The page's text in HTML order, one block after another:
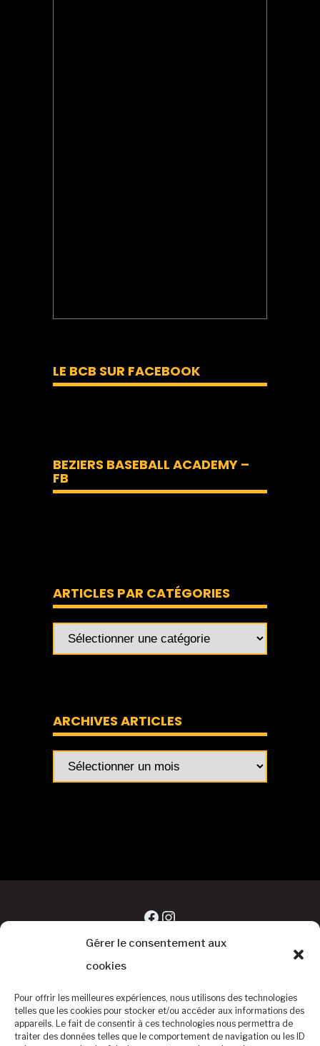
Gérer le consentement aux
cookies
Pour offrir les meilleures expériences, nous utilisons des technologies
telles que les cookies pour stocker et/ou accéder aux informations des
appareils. Le fait de consentir à ces technologies nous permettra de
traiter des données telles que le comportement de navigation ou les ID
LE BCB SUR FACEBOOK
BEZIERS BASEBALL ACADEMY –
FB
ARTICLES PAR CATÉGORIES
ARCHIVES ARTICLES
Archives
articles
Facebook
Instagram